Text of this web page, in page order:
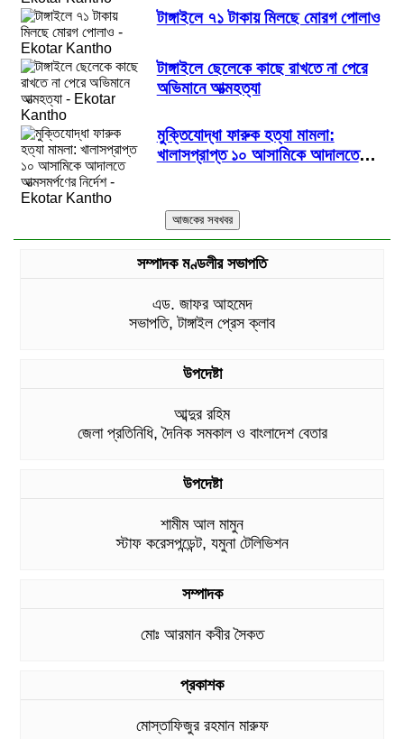
টাঙ্গাইলে ৭১ টাকায় মিলছে মোরগ পোলাও
টাঙ্গাইলে ছেলেকে কাছে রাখতে না পেরে
অভিমানে আত্মহত্যা
মুক্তিযোদ্ধা ফারুক হত্যা মামলা:
খালাসপ্রাপ্ত ১০ আসামিকে আদালতে
সম্পাদক মণ্ডলীর সভাপতি
এড. জাফর আহমেদ
সভাপতি, টাঙ্গাইল প্রেস ক্লাব
উপদেষ্টা
আব্দুর রহিম
জেলা প্রতিনিধি, দৈনিক সমকাল ও বাংলাদেশ বেতার
উপদেষ্টা
শামীম আল মামুন
স্টাফ করেসপন্ডেন্ট, যমুনা টেলিভিশন
সম্পাদক
মোঃ আরমান কবীর সৈকত
প্রকাশক
মোস্তাফিজুর রহমান মারুফ